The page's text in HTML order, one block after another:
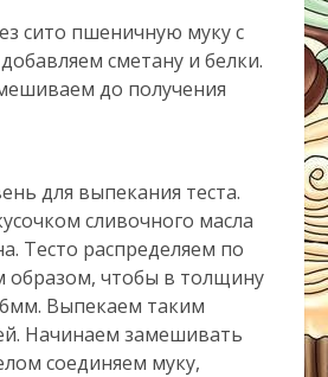
сито пшеничную муку с
сметану и белки.
до получения
для выпекания теста.
сливочного масла
Тесто распределяем по
образом, чтобы в толщину
Выпекаем таким
Начинаем замешивать
соединяем муку,